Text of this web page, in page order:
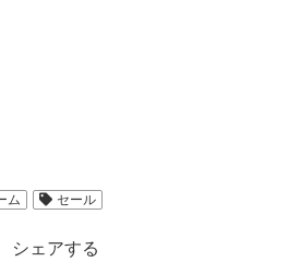
ム セール
シェアする